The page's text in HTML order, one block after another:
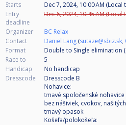
Starts
Dec 7, 2024, 10:00 AM (Local
Entry
deadline
Dec 6, 2024, 10:45 AM (Local
Organizer
BC Relax
Contact
Daniel Lang (sutaze@sbiz.sk,
Format
Double to Single elimination
Race to
5
Handicap
No handicap
Dresscode
Dresscode B
Nohavice:
tmavé spoločenské
bez nášiviek, cvokov,
tmavý opasok
Košeľa/polokošeľa: